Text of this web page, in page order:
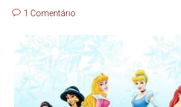
1 Comentário